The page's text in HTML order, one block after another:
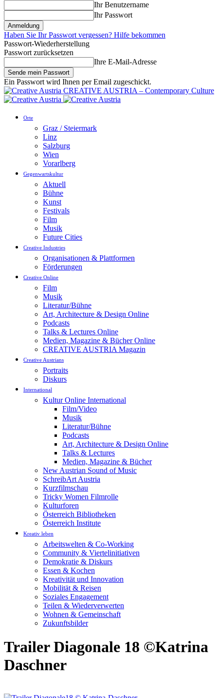
Ihr Benutzername
Ihr Passwort
Haben Sie Ihr Passwort vergessen? Hilfe bekommen
Passwort-Wiederherstellung
Passwort zurücksetzen
Ihre E-Mail-Adresse
Ein Passwort wird Ihnen per Email zugeschickt.
CREATIVE AUSTRIA – Contemporary Culture
Orte
Graz / Steiermark
Linz
Salzburg
Wien
Vorarlberg
Gegenwartskultur
Aktuell
Bühne
Kunst
Festivals
Film
Musik
Future Cities
Creative Industries
Organisationen & Plattformen
Förderungen
Creative Online
Film
Musik
Literatur/Bühne
Art, Architecture & Design Online
Podcasts
Talks & Lectures Online
Medien, Magazine & Bücher Online
CREATIVE AUSTRIA Magazin
Creative Austrians
Portraits
Diskurs
International
Kultur Online International
Film/Video
Musik
Literatur/Bühne
Podcasts
Art, Architecture & Design Online
Talks & Lectures
Medien, Magazine & Bücher
New Austrian Sound of Music
SchreibArt Austria
Kurzfilmschau
Tricky Women Filmrolle
Kulturforen
Österreich Bibliotheken
Österreich Institute
Kreativ leben
Arbeitswelten & Co-Working
Community & Viertelinitiativen
Demokratie & Diskurs
Essen & Kochen
Kreativität und Innovation
Mobilität & Reisen
Soziales Engagement
Teilen & Wiederverwerten
Wohnen & Gemeinschaft
Zukunftsbilder
Trailer Diagonale 18 ©Katrina
Daschner